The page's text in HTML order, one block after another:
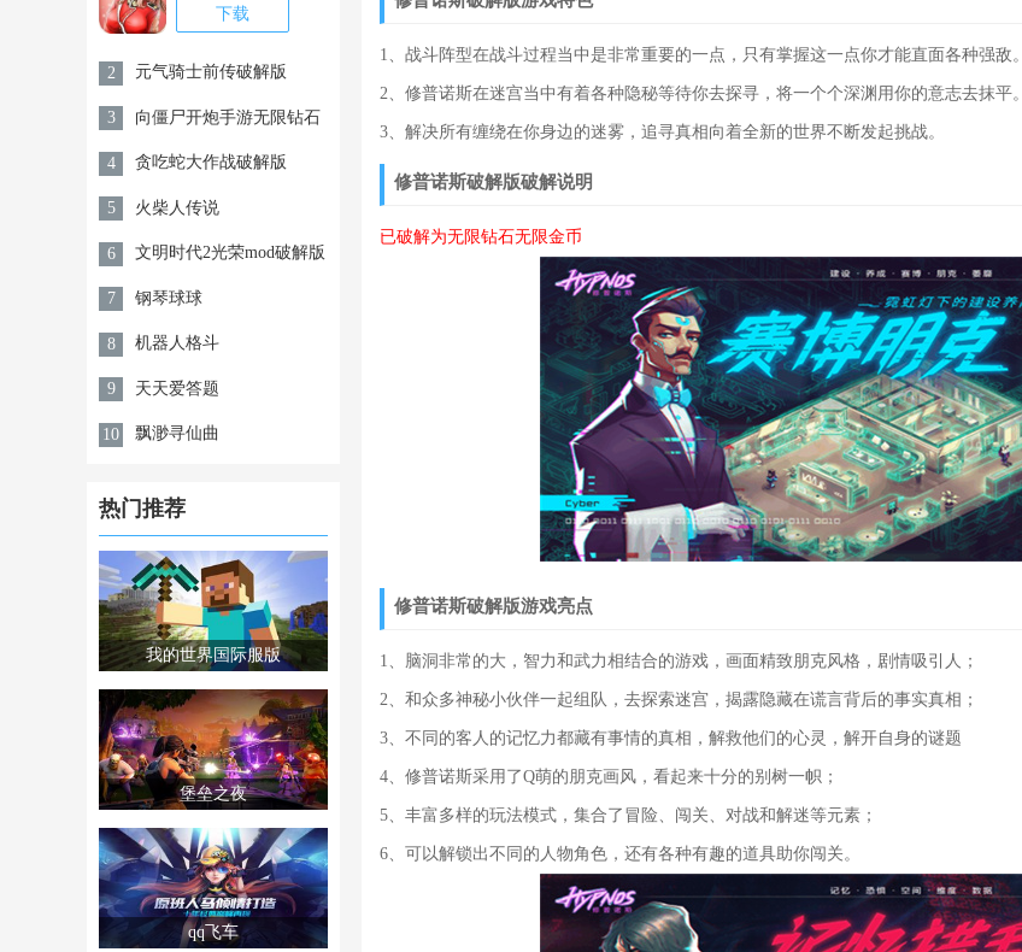
下载
2 元气骑士前传破解版
3 向僵尸开炮手游无限钻石
破解版
4 贪吃蛇大作战破解版
5 火柴人传说
6 文明时代2光荣mod破解版
7 钢琴球球
8 机器人格斗
9 天天爱答题
10 飘渺寻仙曲
热门推荐
我的世界国际服版
堡垒之夜
qq飞车
1、战斗阵型在战斗过程当中是非常重要的一点，只有掌握这一点你才能直面各种强敌。
2、修普诺斯在迷宫当中有着各种隐秘等待你去探寻，将一个个深渊用你的意志去抹平。
3、解决所有缠绕在你身边的迷雾，追寻真相向着全新的世界不断发起挑战。
修普诺斯破解版破解说明
已破解为无限钻石无限金币
修普诺斯破解版游戏亮点
1、脑洞非常的大，智力和武力相结合的游戏，画面精致朋克风格，剧情吸引人；
2、和众多神秘小伙伴一起组队，去探索迷宫，揭露隐藏在谎言背后的事实真相；
3、不同的客人的记忆力都藏有事情的真相，解救他们的心灵，解开自身的谜题
4、修普诺斯采用了Q萌的朋克画风，看起来十分的别树一帜；
5、丰富多样的玩法模式，集合了冒险、闯关、对战和解迷等元素；
6、可以解锁出不同的人物角色，还有各种有趣的道具助你闯关。